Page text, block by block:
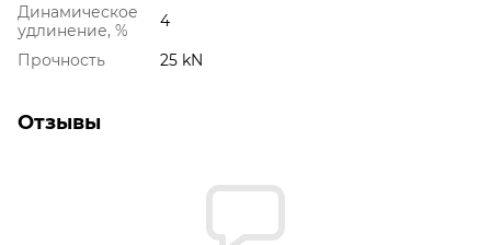
Динамическое
удлинение, %
4
Прочность
25 kN
Отзывы